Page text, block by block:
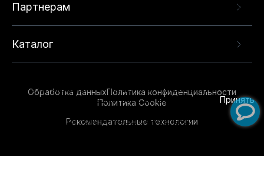
Партнерам
Каталог
Обработка данныхПолитика конфиденциальности
Политика Cookie
Рекомендательные технологии
опыта на нашем сайте. Продолжая использовать
данный сайт, вы соглашаетесь с использованием
технологий. Для получения дополнительной
Принять